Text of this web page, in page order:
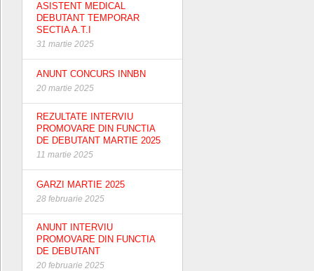
ASISTENT MEDICAL
DEBUTANT TEMPORAR
SECTIA A.T.I
31 martie 2025
ANUNT CONCURS INNBN
20 martie 2025
REZULTATE INTERVIU
PROMOVARE DIN FUNCTIA
DE DEBUTANT MARTIE 2025
11 martie 2025
GARZI MARTIE 2025
28 februarie 2025
ANUNT INTERVIU
PROMOVARE DIN FUNCTIA
DE DEBUTANT
20 februarie 2025